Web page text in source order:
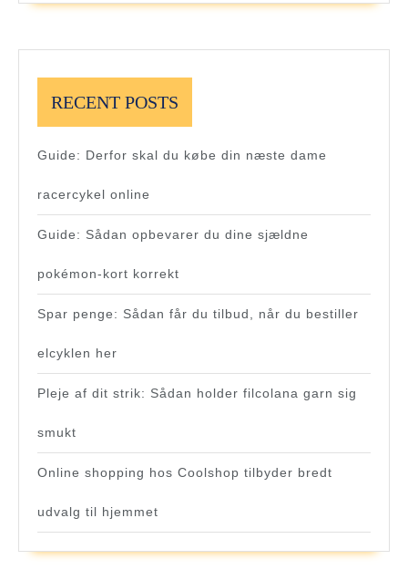
RECENT POSTS
Guide: Derfor skal du købe din næste dame
racercykel online
Guide: Sådan opbevarer du dine sjældne
pokémon-kort korrekt
Spar penge: Sådan får du tilbud, når du bestiller
elcyklen her
Pleje af dit strik: Sådan holder filcolana garn sig
smukt
Online shopping hos Coolshop tilbyder bredt
udvalg til hjemmet